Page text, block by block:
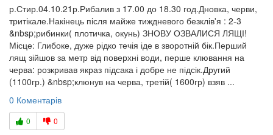
р.Стир.04.10.21р.Рибалив з 17.00 до 18.30 год.Дновка, черви,
тритікале.Накінець після майже тиждневого безклів'я : 2-3
&nbsp;рибинки( плотичка, окунь) ЗНОВУ ОЗВАЛИСЯ ЛЯЩІ!
Місце: Глибоке, дуже рідко течія іде в зворотній бік.Перший
лящ зійшов за метр від поверхні води, перше клювання на
черва: розкривав якраз підсака і добре не підсік.Другий
(1100гр.) &nbsp;клюнув на черва, третій( 1600гр) взяв ...
0 Коментарів
0 0